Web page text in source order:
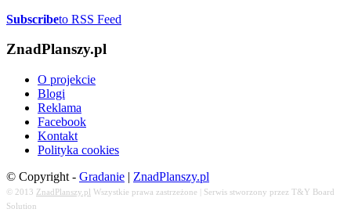
Subscribeto RSS Feed
ZnadPlanszy.pl
O projekcie
Blogi
Reklama
Facebook
Kontakt
Polityka cookies
© Copyright - Gradanie | ZnadPlanszy.pl
© 2013 ZnadPlanszy.pl Wszystkie prawa zastrzeżone | Serwis stworzony przez T&Y Board
Solution